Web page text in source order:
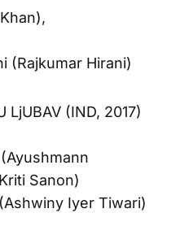
(Rajkumar Hirani)
LjUBAV (IND, 2017)
Sanon)
Iyer Tiwari)